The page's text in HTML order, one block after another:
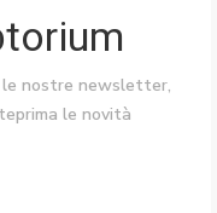
le nostre newsletter,
le novità